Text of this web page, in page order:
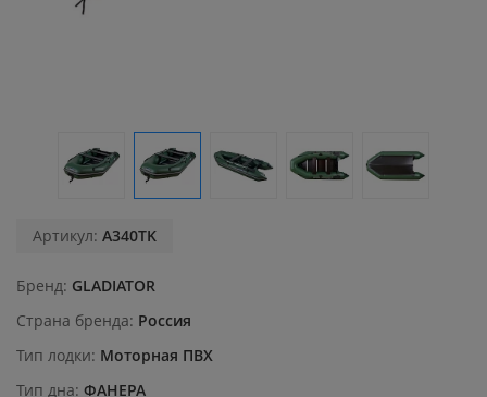
Артикул: A340TK
Бренд GLADIATOR
Страна бренда Россия
Тип лодки Моторная ПВХ
Тип дна ФАНЕРА